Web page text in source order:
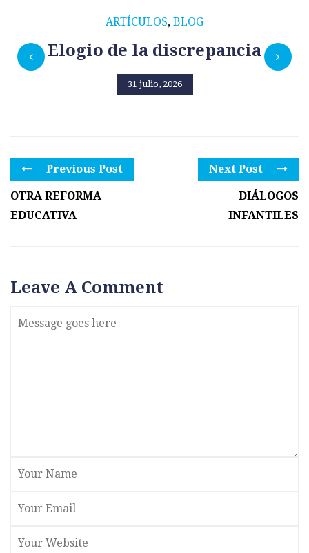
ARTÍCULOS, BLOG
Elogio de la discrepancia
31 julio, 2026
Previous Post
OTRA REFORMA
EDUCATIVA
Next Post
DIÁLOGOS
INFANTILES
Leave A Comment